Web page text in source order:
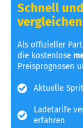
Schnell
vergleichen
Als offizieller
die kostenlose
Preisprognosen
Aktuelle
Ladetarife
erfahren